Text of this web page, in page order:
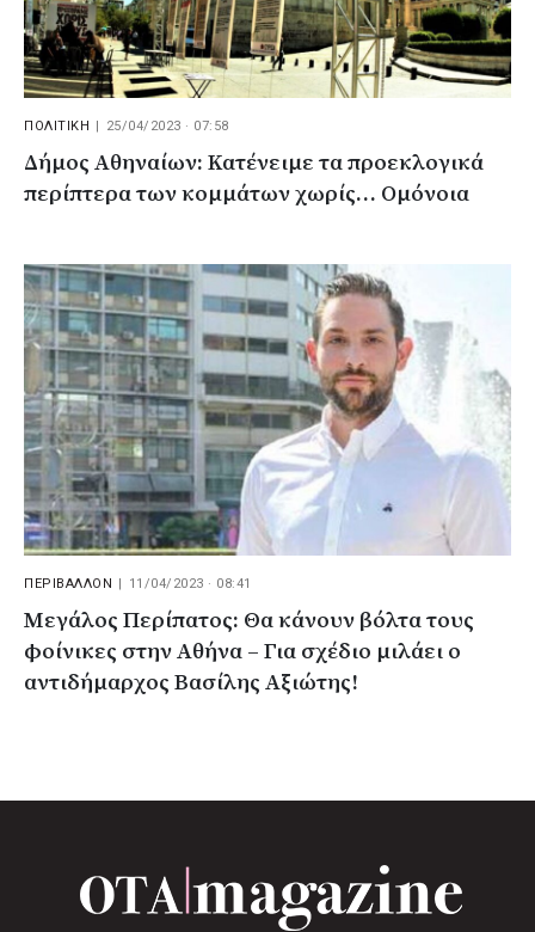
ΠΟΛΙΤΙΚΗ 25/04/2023 · 07:58
Δήμος Αθηναίων: Κατένειμε τα προεκλογικά
περίπτερα των κομμάτων χωρίς… Ομόνοια
ΠΕΡΙΒΑΛΛΟΝ 11/04/2023 · 08:41
Μεγάλος Περίπατος: Θα κάνουν βόλτα τους
φοίνικες στην Αθήνα – Για σχέδιο μιλάει ο
αντιδήμαρχος Βασίλης Αξιώτης!